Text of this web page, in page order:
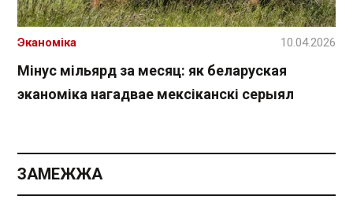
Мінус мільярд за месяц: як беларуская
эканоміка нагадвае мексіканскі серыял
Эканоміка 10.04.2026
ЗАМЕЖЖА